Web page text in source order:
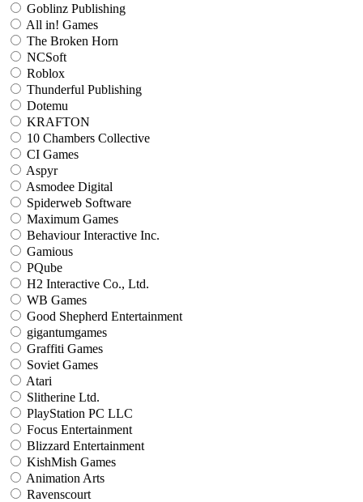
Goblinz Publishing
All in! Games
The Broken Horn
NCSoft
Roblox
Thunderful Publishing
Dotemu
KRAFTON
10 Chambers Collective
CI Games
Aspyr
Asmodee Digital
Spiderweb Software
Maximum Games
Behaviour Interactive Inc.
Gamious
PQube
H2 Interactive Co., Ltd.
WB Games
Good Shepherd Entertainment
gigantumgames
Graffiti Games
Soviet Games
Atari
Slitherine Ltd.
PlayStation PC LLC
Focus Entertainment
Blizzard Entertainment
KishMish Games
Animation Arts
Ravenscourt